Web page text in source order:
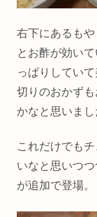
右下にあるも
とお酢が効い
っぱりしてい
切りのおかず
かなと思いまし
これだけでも
いなと思いつ
が追加で登場。